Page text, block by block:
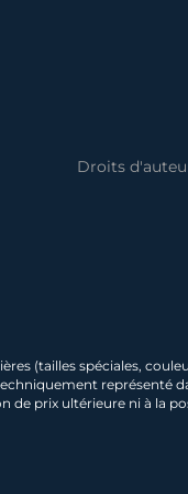
Droits
(tailles spéciales,
représenté
de prix ultérieure ni à la